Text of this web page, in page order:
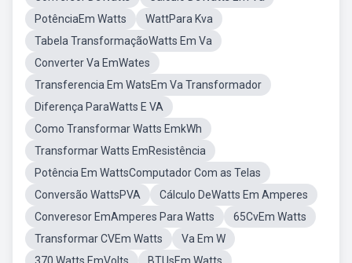
PotênciaEm Watts
WattPara Kva
Tabela TransformaçãoWatts Em Va
Converter Va EmWates
Transferencia Em WatsEm Va Transformador
Diferença ParaWatts E VA
Como Transformar Watts EmkWh
Transformar Watts EmResistência
Potência Em WattsComputador Com as Telas
Conversão WattsPVA
Cálculo DeWatts Em Amperes
Converesor EmAmperes Para Watts
65CvEm Watts
Transformar CVEm Watts
Va Em W